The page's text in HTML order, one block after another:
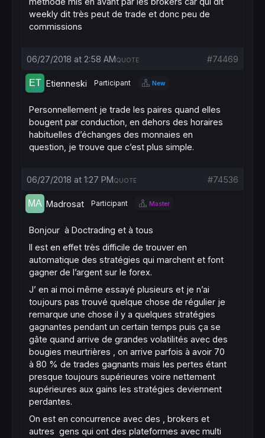
weekly dit très peut de trade et donc peu de
commissions
06/27/2018 at 2:58 AM #74469
QUOTE
Etienneski Participant New
Personnellement je trade les paires quand elles
bougent par conduction, en dehors des horaires
habituelles d’échanges des monnaies en
question, je trouve que c’est plus simple.
06/27/2018 at 1:27 PM #74536
QUOTE
Madrosat Participant Master
Bonjour à Doctrading et à tous
Il est en effet très difficile de trouver en
automatique des stratégies qui marchent et font
gagner de l’argent sur le forex.
J’ en ai moi même essayé plusieurs et je n’ai
toujours pas trouvé quelque chose de régulier je
remarque une chose il y a quelques stratégies
gagnantes pendant un certain temps puis ça se
gâte quand arrive de grandes volatilités avec des
bougies meurtrières , on arrive parfois à avoir 70
à 80 % de trades gagnants mais les pertes étant
presque toujours supérieures voire nettement
supérieures aux gains les stratégies deviennent
perdantes.
On est en concurrence avec des , brokers et
autres gens qui ont des plateformes avec multi